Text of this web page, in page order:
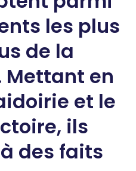
les plus
de la
Mettant en
et le
ils
des faits